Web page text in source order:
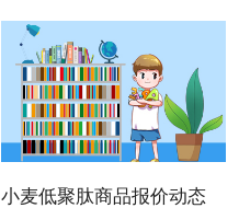
小麦低聚肽商品报价动态